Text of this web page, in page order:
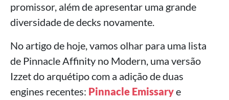
promissor, além de apresentar uma grande
diversidade de decks novamente.
No artigo de hoje, vamos olhar para uma lista
de Pinnacle Affinity no Modern, uma versão
Izzet do arquétipo com a adição de duas
engines recentes: Pinnacle Emissarye